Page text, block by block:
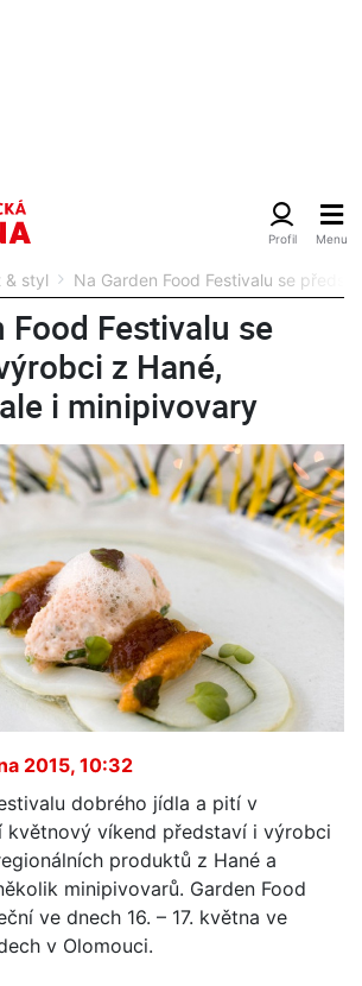
& styl Na Garden Food Festivalu se
Food Festivalu se
z Hané,
i minipivovary
2015, 10:32
dobrého jídla a pití v
květnový víkend představí i výrobci
produktů z Hané a
minipivovarů. Garden Food
ve dnech 16. – 17. května ve
v Olomouci.